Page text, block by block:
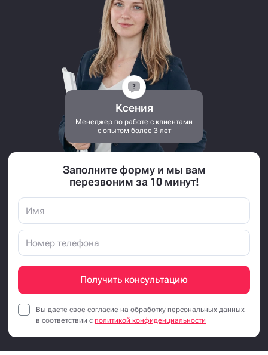
Ксения
Менеджер по работе с клиентами
с опытом более 3 лет
Заполните форму и мы вам
перезвоним за 10 минут!
Получить консультацию
Вы даете свое согласие на обработку персональных данных
в соответствии с политикой конфиденциальности